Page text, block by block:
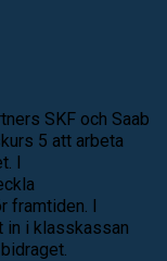
SKF och Saab
5 att arbeta
I
framtiden. I
in i klasskassan